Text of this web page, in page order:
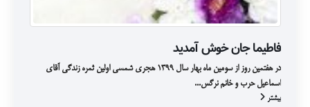
فاطیما جان خوش آمدید
در هفتمین روز از سومین ماه بهار سال ۱۳۹۹ هجری شمسی اولین ثمره زندگی آقای
اسماعیل حرب و خانم نرگس...
بیشتر